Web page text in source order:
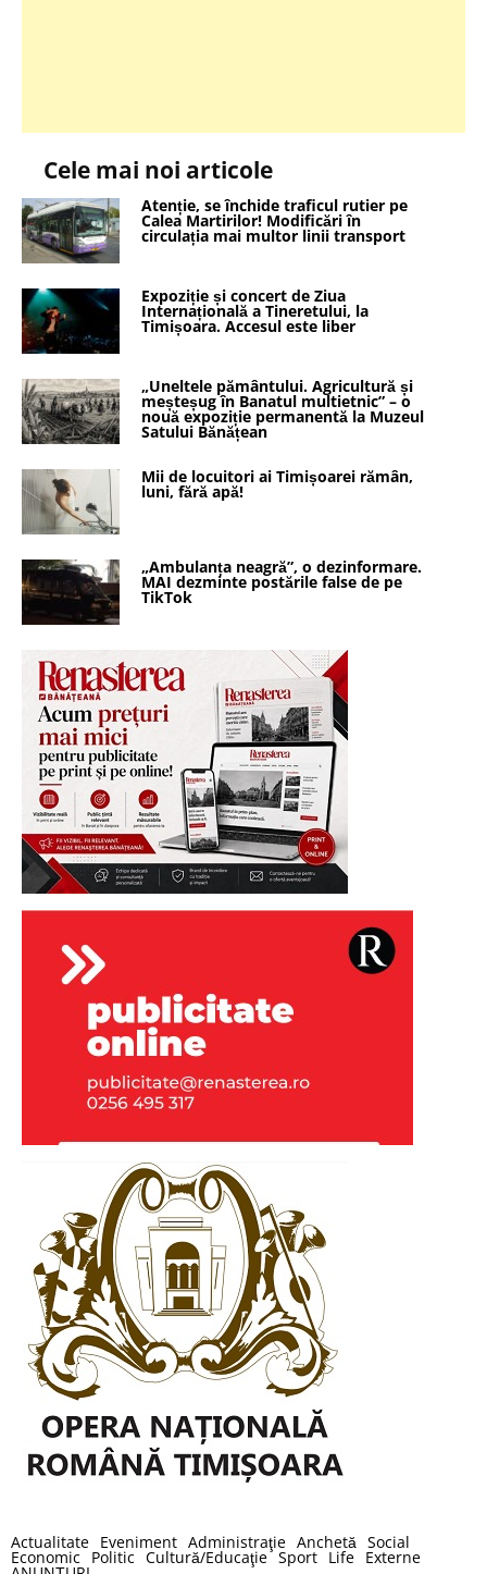
Cele mai noi articole
Atenție, se închide traficul rutier pe
Calea Martirilor! Modificări în
circulația mai multor linii transport
Expoziție și concert de Ziua
Internațională a Tineretului, la
Timișoara. Accesul este liber
„Uneltele pământului. Agricultură și
meșteșug în Banatul multietnic” – o
nouă expoziție permanentă la Muzeul
Satului Bănățean
Mii de locuitori ai Timișoarei rămân,
luni, fără apă!
„Ambulanța neagră”, o dezinformare.
MAI dezminte postările false de pe
TikTok
Actualitate Eveniment Administraţie Anchetă Social
Economic Politic Cultură/Educaţie Sport Life Externe